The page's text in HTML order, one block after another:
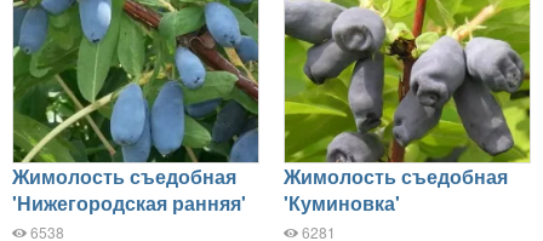
Жимолость съедобная
'Нижегородская ранняя'
6538
Жимолость съедобная
'Куминовка'
6281